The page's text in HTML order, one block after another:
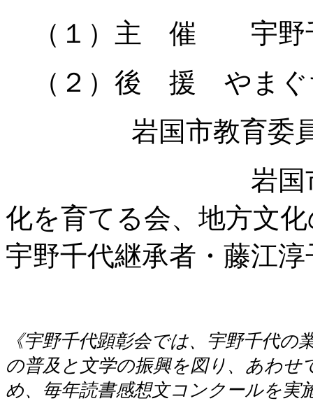
（１）主 催 宇野
（２）後 援
やま
岩国市教育委
岩国市文化協
化を育てる会、地方文
宇野千代継承者・藤江淳
《宇野千代顕彰会では、宇野千代
の普及と文学の振興を図り、あわ
め、毎年読書感想文コンクールを実